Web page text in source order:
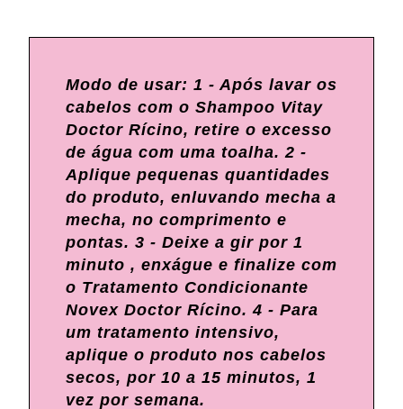
Modo de usar: 1 - Após lavar os
cabelos com o Shampoo Vitay
Doctor Rícino, retire o excesso
de água com uma toalha. 2 -
Aplique pequenas quantidades
do produto, enluvando mecha a
mecha, no comprimento e
pontas. 3 - Deixe a gir por 1
minuto , enxágue e finalize com
o Tratamento Condicionante
Novex Doctor Rícino. 4 - Para
um tratamento intensivo,
aplique o produto nos cabelos
secos, por 10 a 15 minutos, 1
vez por semana.